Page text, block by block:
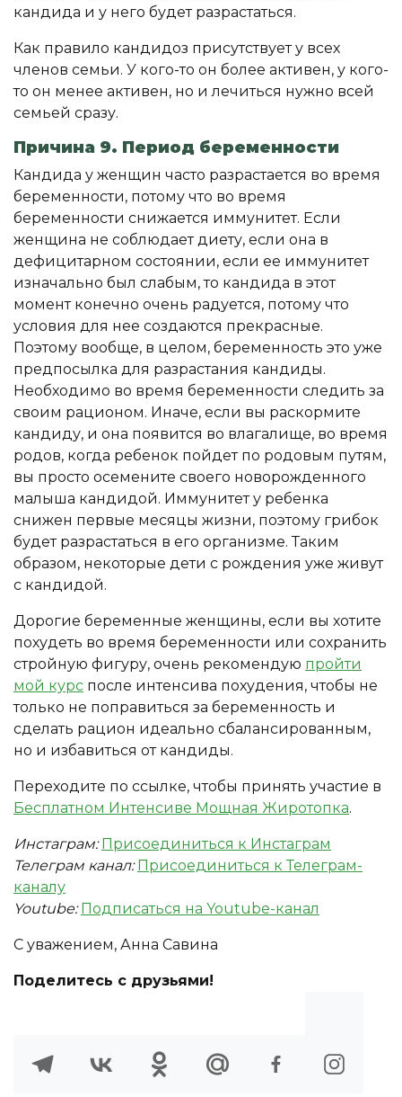
кандида и у него будет разрастаться.
Как правило кандидоз присутствует у всех
членов семьи. У кого-то он более активен, у кого-
то он менее активен, но и лечиться нужно всей
семьей сразу.
Причина 9. Период беременности
Кандида у женщин часто разрастается во время
беременности, потому что во время
беременности снижается иммунитет. Если
женщина не соблюдает диету, если она в
дефицитарном состоянии, если ее иммунитет
изначально был слабым, то кандида в этот
момент конечно очень радуется, потому что
условия для нее создаются прекрасные.
Поэтому вообще, в целом, беременность это уже
предпосылка для разрастания кандиды.
Необходимо во время беременности следить за
своим рационом. Иначе, если вы раскормите
кандиду, и она появится во влагалище, во время
родов, когда ребенок пойдет по родовым путям,
вы просто осемените своего новорожденного
малыша кандидой. Иммунитет у ребенка
снижен первые месяцы жизни, поэтому грибок
будет разрастаться в его организме. Таким
образом, некоторые дети с рождения уже живут
с кандидой.
Дорогие беременные женщины, если вы хотите
похудеть во время беременности или сохранить
стройную фигуру, очень рекомендую пройти
мой курс после интенсива похудения, чтобы не
только не поправиться за беременность и
сделать рацион идеально сбалансированным,
но и избавиться от кандиды.
Переходите по ссылке, чтобы принять участие в
Бесплатном Интенсиве Мощная Жиротопка.
Инстаграм:Присоединиться к Инстаграм
Телеграм канал:Присоединиться к Телеграм-
каналу
Youtube: Подписаться на Youtube-канал
С уважением, Анна Савина
Поделитесь с друзьями!